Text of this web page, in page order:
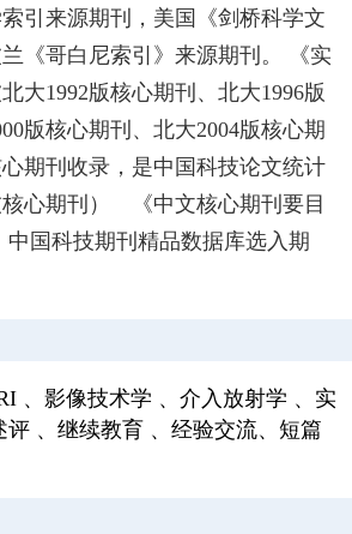
引来源期刊，美国《剑桥科学文
《哥白尼索引》来源期刊。 《实
大1992版核心期刊、北大1996版
版核心期刊、北大2004版核心期
期刊收录，是中国科技论文统计
心期刊） 《中文核心期刊要目
中国科技期刊精品数据库选入期
、影像技术学 、介入放射学 、实
、继续教育 、经验交流、短篇